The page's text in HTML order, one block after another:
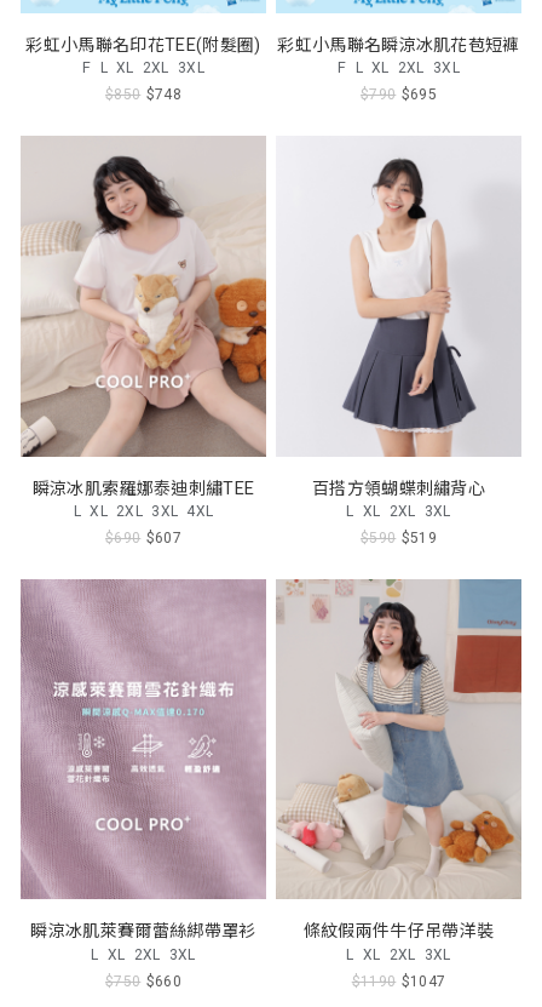
彩虹小馬聯名印花TEE(附髮圈)
F L XL 2XL 3XL
$850 $748
彩虹小馬聯名瞬涼冰肌花苞短褲
F L XL 2XL 3XL
$790 $695
瞬涼冰肌索羅娜泰迪刺繡TEE
L XL 2XL 3XL 4XL
$690 $607
百搭方領蝴蝶刺繡背心
L XL 2XL 3XL
$590 $519
瞬涼冰肌萊賽爾蕾絲綁帶罩衫
L XL 2XL 3XL
$750 $660
條紋假兩件牛仔吊帶洋裝
L XL 2XL 3XL
$1190 $1047